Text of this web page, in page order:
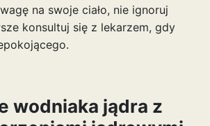
na swoje ciało, nie ignoruj
konsultuj się z lekarzem, gdy
wodniaka jądra z